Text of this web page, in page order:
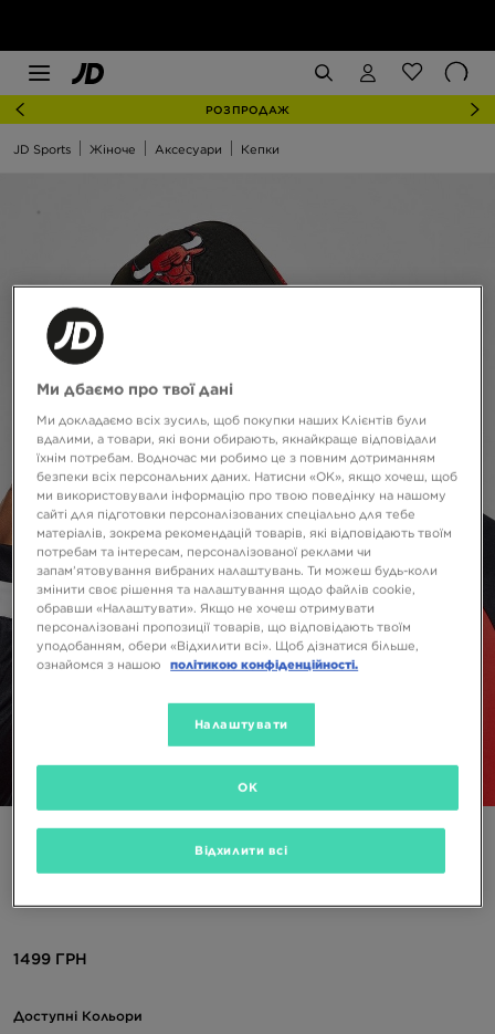
РОЗПРОДАЖ
JD Sports Жіноче Аксесуари Кепки
Спеціальний Продукт
NEW ERA КЕПКА THE LEAGUE CHIBUL OTC THE LEAGUE
1499 ГРН
Доступні Кольори
Ми дбаємо про твої дані
Ми докладаємо всіх зусиль, щоб покупки наших Клієнтів були
вдалими, а товари, які вони обирають, якнайкраще відповідали
їхнім потребам. Водночас ми робимо це з повним дотриманням
безпеки всіх персональних даних. Натисни «OK», якщо хочеш, щоб
ми використовували інформацію про твою поведінку на нашому
сайті для підготовки персоналізованих спеціально для тебе
матеріалів, зокрема рекомендацій товарів, які відповідають твоїм
потребам та інтересам, персоналізованої реклами чи
запам’ятовування вибраних налаштувань. Ти можеш будь-коли
змінити своє рішення та налаштування щодо файлів cookie,
обравши «Налаштувати». Якщо не хочеш отримувати
персоналізовані пропозиції товарів, що відповідають твоїм
уподобанням, обери «Відхилити всі». Щоб дізнатися більше,
ознайомся з нашою
політикою конфіденційності.
Налаштувати
Відхилити всі
OK